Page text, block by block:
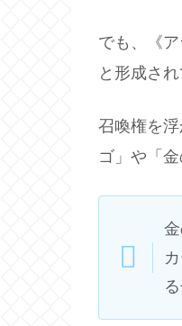
でも、《
と形成さ
召喚権を
ゴ」や「